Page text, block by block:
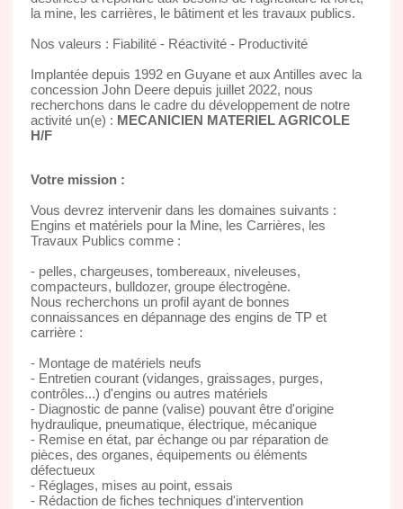
la mine, les carrières, le bâtiment et les travaux publics.
Nos valeurs : Fiabilité - Réactivité - Productivité
Implantée depuis 1992 en Guyane et aux Antilles avec la
concession John Deere depuis juillet 2022, nous
recherchons dans le cadre du développement de notre
activité un(e) : MECANICIEN MATERIEL AGRICOLE
H/F
Votre mission :
Vous devrez intervenir dans les domaines suivants :
Engins et matériels pour la Mine, les Carrières, les
Travaux Publics comme :
- pelles, chargeuses, tombereaux, niveleuses,
compacteurs, bulldozer, groupe électrogène.
Nous recherchons un profil ayant de bonnes
connaissances en dépannage des engins de TP et
carrière :
- Montage de matériels neufs
- Entretien courant (vidanges, graissages, purges,
contrôles...) d'engins ou autres matériels
- Diagnostic de panne (valise) pouvant être d'origine
hydraulique, pneumatique, électrique, mécanique
- Remise en état, par échange ou par réparation de
pièces, des organes, équipements ou éléments
défectueux
- Réglages, mises au point, essais
- Rédaction de fiches techniques d'intervention